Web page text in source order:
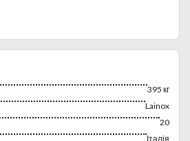
395 кг
Lainox
20
Італія